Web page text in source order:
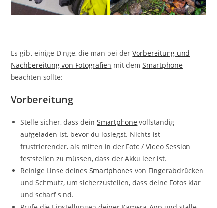
Es gibt einige Dinge, die man bei derVorbereitung und
Nachbereitung von Fotografien mit demSmartphone
beachten sollte:
Vorbereitung
Stelle sicher, dass deinSmartphone vollständig
aufgeladen ist, bevor du loslegst. Nichts ist
frustrierender, als mitten in der Foto / Video Session
feststellen zu müssen, dass der Akku leer ist.
Reinige Linse deinesSmartphones von Fingerabdrücken
und Schmutz, um sicherzustellen, dass deine Fotos klar
und scharf sind.